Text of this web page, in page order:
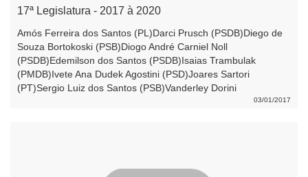
17ª Legislatura - 2017 à 2020
Amós Ferreira dos Santos (PL)Darci Prusch (PSDB)Diego de
Souza Bortokoski (PSB)Diogo André Carniel Noll
(PSDB)Edemilson dos Santos (PSDB)Isaias Trambulak
(PMDB)Ivete Ana Dudek Agostini (PSD)Joares Sartori
(PT)Sergio Luiz dos Santos (PSB)Vanderley Dorini
03/01/2017